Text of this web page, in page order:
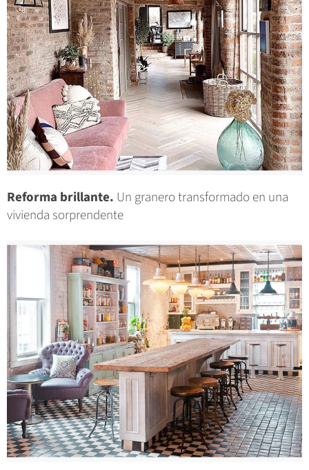
Reforma brillante. Un granero transformado en una
vivienda sorprendente